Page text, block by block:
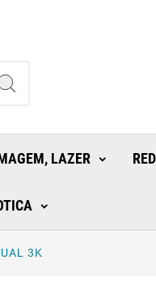
LAZER
3K